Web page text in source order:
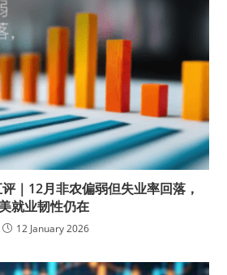
｜12月非农偏弱但失业率回落，
美就业韧性仍在
12 January 2026